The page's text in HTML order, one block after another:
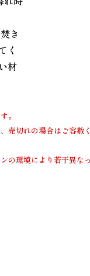
き
く
材
。
売切れの場合はご容赦
の環境により若干異な